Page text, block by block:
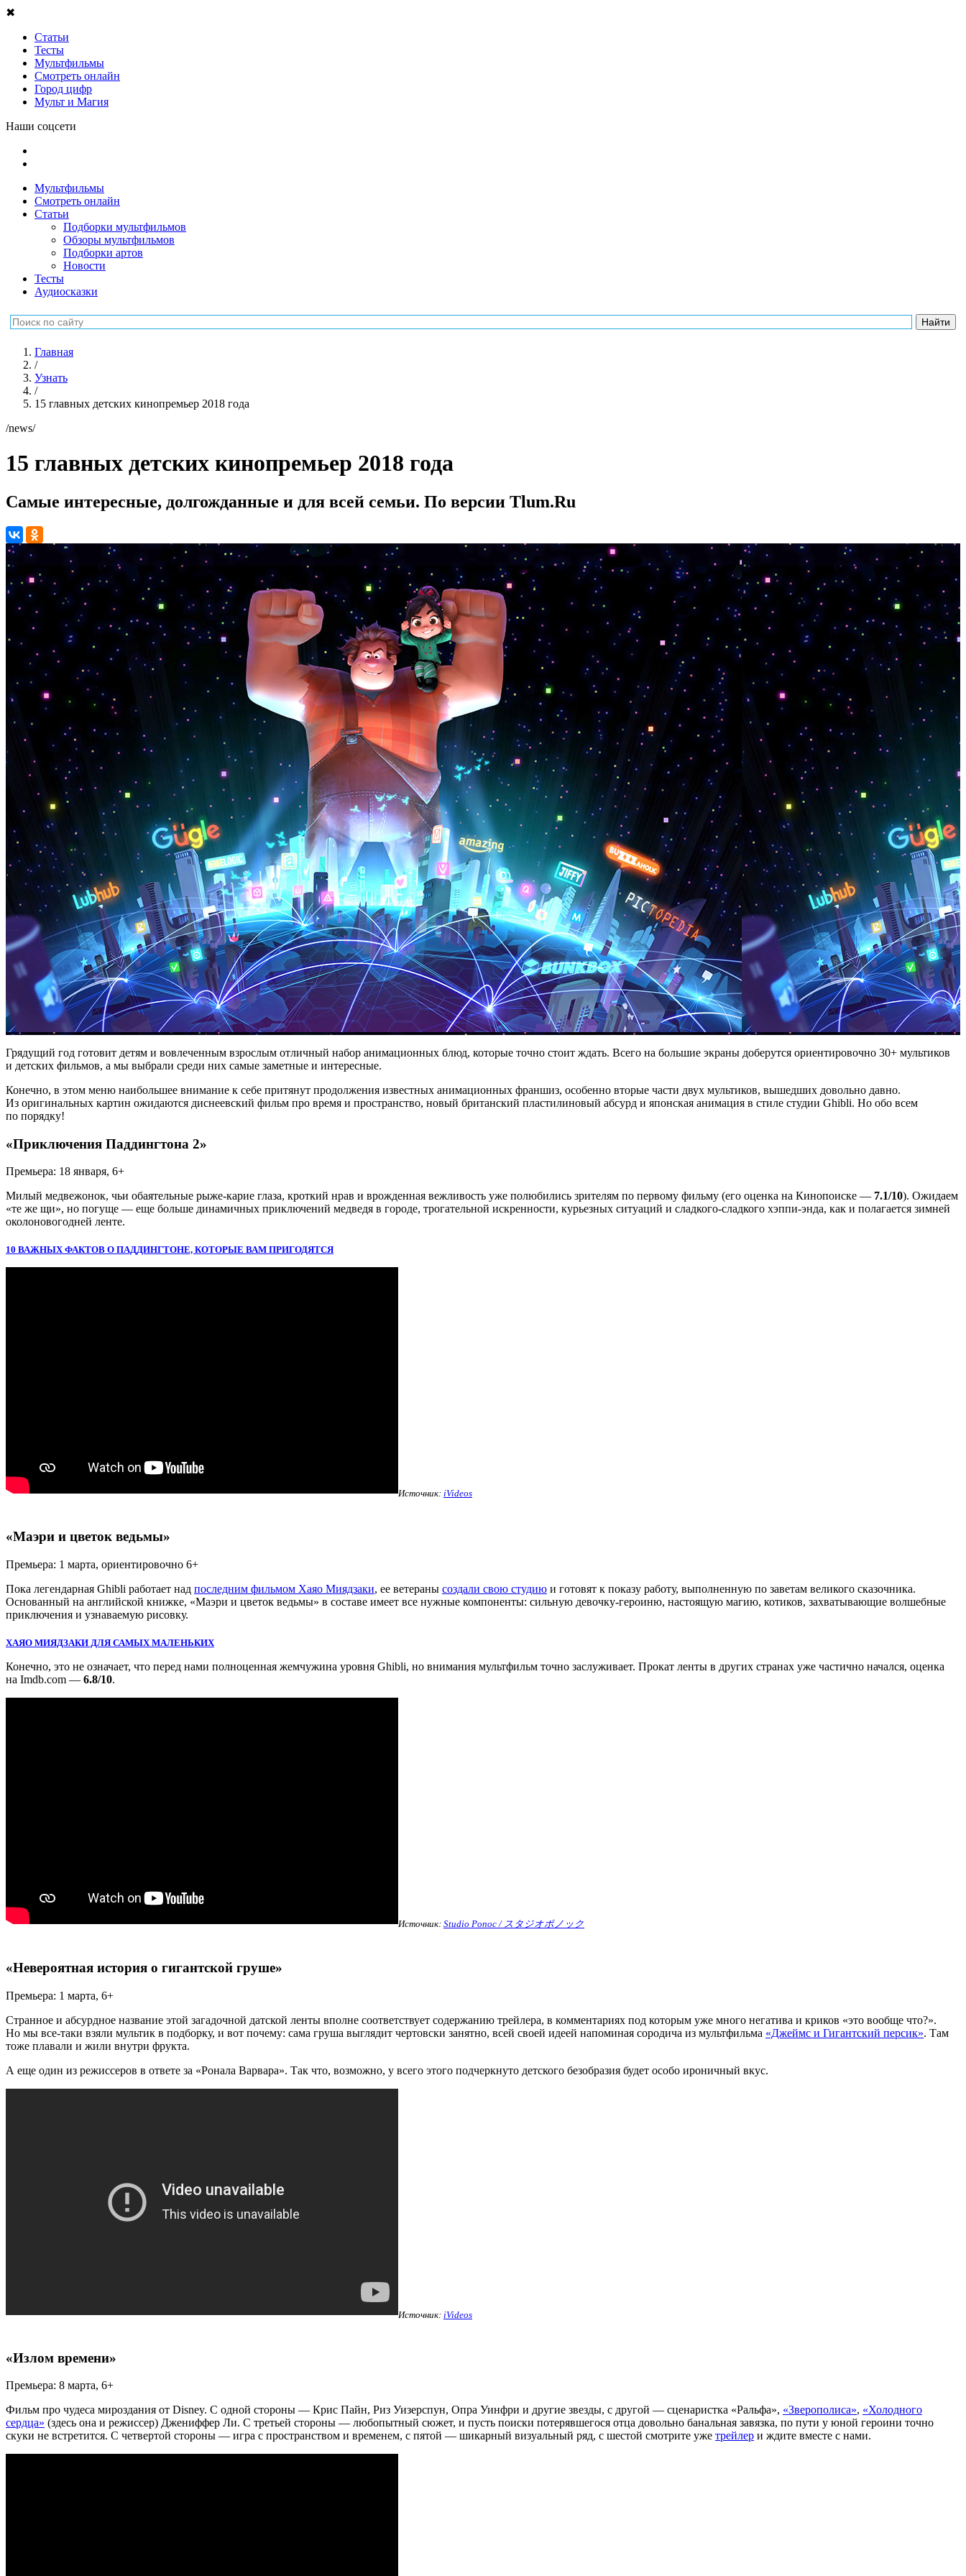
✖
Статьи
Тесты
Мультфильмы
Смотреть онлайн
Город цифр
Мульт и Магия
Наши соцсети
Мультфильмы
Смотреть онлайн
Статьи
Подборки мультфильмов
Обзоры мультфильмов
Подборки артов
Новости
Тесты
Аудиосказки
Главная
/
Узнать
/
15 главных детских кинопремьер 2018 года
/news/
15 главных детских кинопремьер 2018 года
Самые интересные, долгожданные и для всей семьи. По версии Tlum.Ru
Грядущий год готовит детям и вовлеченным взрослым отличный набор анимационных блюд, которые точно стоит ждать. Всего на большие экраны доберутся ориентировочно 30+ мультиков
и детских фильмов, а мы выбрали среди них самые заметные и интересные.
Конечно, в этом меню наибольшее внимание к себе притянут продолжения известных анимационных франшиз, особенно вторые части двух мультиков, вышедших довольно давно.
Из оригинальных картин ожидаются диснеевский фильм про время и пространство, новый британский пластилиновый абсурд и японская анимация в стиле студии Ghibli. Но обо всем
по порядку!
«Приключения Паддингтона 2»
Премьера: 18 января, 6+
Милый медвежонок, чьи обаятельные рыже-карие глаза, кроткий нрав и врожденная вежливость уже полюбились зрителям по первому фильму (его оценка на Кинопоиске — 7.1/10). Ожидаем
«те же щи», но погуще — еще больше динамичных приключений медведя в городе, трогательной искренности, курьезных ситуаций и сладкого-сладкого хэппи-энда, как и полагается зимней
околоновогодней ленте.
10 ВАЖНЫХ ФАКТОВ О ПАДДИНГТОНЕ, КОТОРЫЕ ВАМ ПРИГОДЯТСЯ
Источник: iVideos
«Маэри и цветок ведьмы»
Премьера: 1 марта, ориентировочно 6+
Пока легендарная Ghibli работает над последним фильмом Хаяо Миядзаки, ее ветераны создали свою студию и готовят к показу работу, выполненную по заветам великого сказочника.
Основанный на английской книжке, «Маэри и цветок ведьмы» в составе имеет все нужные компоненты: сильную девочку-героиню, настоящую магию, котиков, захватывающие волшебные
приключения и узнаваемую рисовку.
ХАЯО МИЯДЗАКИ ДЛЯ САМЫХ МАЛЕНЬКИХ
Конечно, это не означает, что перед нами полноценная жемчужина уровня Ghibli, но внимания мультфильм точно заслуживает. Прокат ленты в других странах уже частично начался, оценка
на Imdb.com — 6.8/10.
Источник: Studio Ponoc / スタジオポノック
«Невероятная история о гигантской груше»
Премьера: 1 марта, 6+
Странное и абсурдное название этой загадочной датской ленты вполне соответствует содержанию трейлера, в комментариях под которым уже много негатива и криков «это вообще что?».
Но мы все-таки взяли мультик в подборку, и вот почему: сама груша выглядит чертовски занятно, всей своей идеей напоминая сородича из мультфильма «Джеймс и Гигантский персик». Там
тоже плавали и жили внутри фрукта.
А еще один из режиссеров в ответе за «Ронала Варвара». Так что, возможно, у всего этого подчеркнуто детского безобразия будет особо ироничный вкус.
Источник: iVideos
«Излом времени»
Премьера: 8 марта, 6+
Фильм про чудеса мироздания от Disney. С одной стороны — Крис Пайн, Риз Уизерспун, Опра Уинфри и другие звезды, с другой — сценаристка «Ральфа», «Зверополиса», «Холодного
сердца» (здесь она и режиссер) Джениффер Ли. С третьей стороны — любопытный сюжет, и пусть поиски потерявшегося отца довольно банальная завязка, по пути у юной героини точно
скуки не встретится. С четвертой стороны — игра с пространством и временем, с пятой — шикарный визуальный ряд, с шестой смотрите уже трейлер и ждите вместе с нами.